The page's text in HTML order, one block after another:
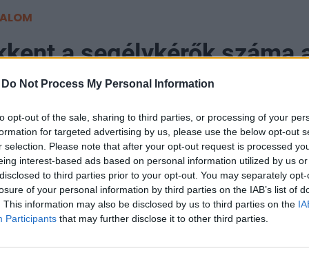
Do Not Process My Personal Information
opt-out of the sale, sharing to third parties, or processing of your
for targeted advertising by us, please use the below opt-out
selection. Please note that after your opt-out request is processed
interest-based ads based on personal information utilized by us
to third parties prior to your opt-out. You may separately
of your personal information by third parties on the IAB’s list of
This information may also be disclosed by us to third parties on the
Participants that may further disclose it to other third parties.
a segélykérők száma
ötezer helyett mindössze kétezerrel csökkent az
száma az USA-ban - jelentette az
héttel ezelőtti adatot enyhén felfelé, 370 ezerről
Az eheti konszenzus 365 ezer volt. A kereskedelmi
rendelésállománya csupán 0,2 százalékkal nőtt